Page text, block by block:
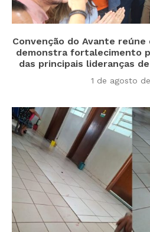
Convenção do Avante reúne
demonstra fortalecimento
das principais lideranças
1 de agosto